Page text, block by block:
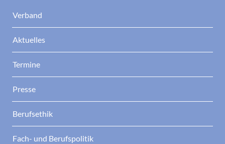
Verband
Aktuelles
Termine
Presse
Berufsethik
Fach- und Berufspolitik